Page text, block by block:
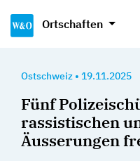
Ortschaften
Ostschweiz • 19.11.2025
Fünf
rassistischen
Äusserungen